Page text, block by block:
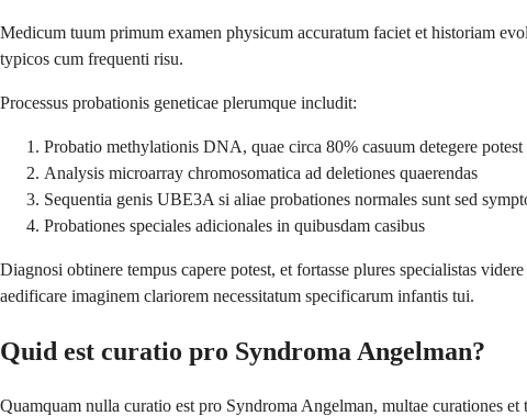
Medicum tuum primum examen physicum accuratum faciet et historiam
typicos cum frequenti risu.
Processus probationis geneticae plerumque includit:
Probatio methylationis DNA, quae circa 80% casuum detegere potest
Analysis microarray chromosomatica ad deletiones quaerendas
Sequentia genis UBE3A si aliae probationes normales sunt sed
Probationes speciales adicionales in quibusdam casibus
Diagnosi obtinere tempus capere potest, et fortasse plures specialistas
aedificare imaginem clariorem necessitatum specificarum infantis tui.
Quid est curatio pro Syndroma Angelman?
Quamquam nulla curatio est pro Syndroma Angelman, multae curationes